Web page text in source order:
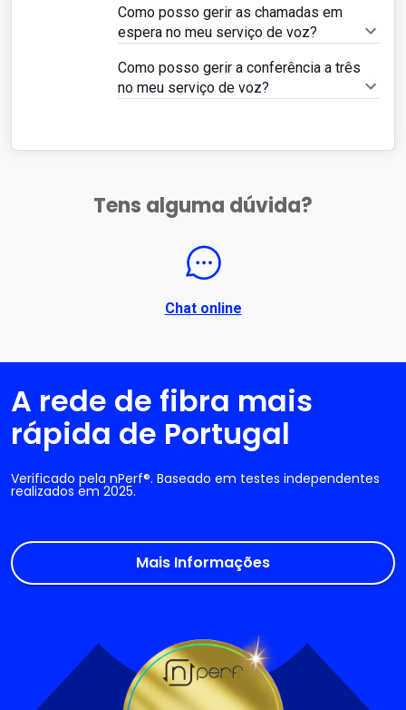
Como posso gerir as chamadas em
espera no meu serviço de voz?
Como posso gerir a conferência a três
no meu serviço de voz?
Tens alguma dúvida?
Chat online
A rede de fibra mais
rápida de Portugal
Verificado pela nPerf®. Baseado em testes independentes
realizados em 2025.
Mais Informações